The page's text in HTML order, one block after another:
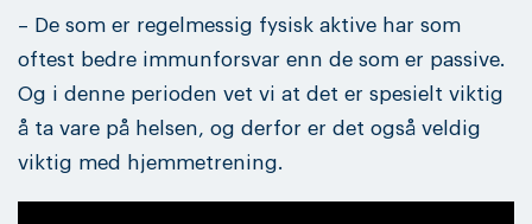
– De som er regelmessig fysisk aktive har som
oftest bedre immunforsvar enn de som er passive.
Og i denne perioden vet vi at det er spesielt viktig
å ta vare på helsen, og derfor er det også veldig
viktig med hjemmetrening.